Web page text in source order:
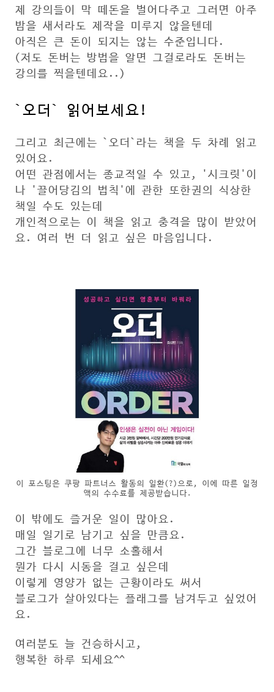
제 강의들이 막 떼돈을 벌어다주고 그러면 아주
밤을 새서라도 제작을 미루지 않을텐데
아직은 큰 돈이 되지는 않는 수준입니다.
(저도 돈버는 방법을 알면 그걸로라도 돈버는
강의를 찍을텐데요..)
`오더` 읽어보세요!
그리고 최근에는 `오더`라는 책을 두 차례 읽고
있어요.
어떤 관점에서는 종교적일 수 있고, '시크릿'이
나 '끌어당김의 법칙'에 관한 또한권의 식상한
책일 수도 있는데
개인적으로는 이 책을 읽고 충격을 많이 받았어
요. 여러 번 더 읽고 싶은 마음입니다.
이 포스팅은 쿠팡 파트너스 활동의 일환(?)으로, 이에 따른 일정
액의 수수료를 제공받습니다.
이 밖에도 즐거운 일이 많아요.
매일 일기로 남기고 싶을 만큼요.
그간 블로그에 너무 소홀해서
뭔가 다시 시동을 걸고 싶은데
이렇게 영양가 없는 근황이라도 써서
블로그가 살아있다는 플래그를 남겨두고 싶었어
요.
여러분도 늘 건승하시고,
행복한 하루 되세요^^